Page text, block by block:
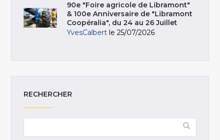
90e "Foire agricole de Libramont"
& 100e Anniversaire de "Libramont
Coopéralia", du 24 au 26 Juillet
YvesCalbert le 25/07/2026
RECHERCHER